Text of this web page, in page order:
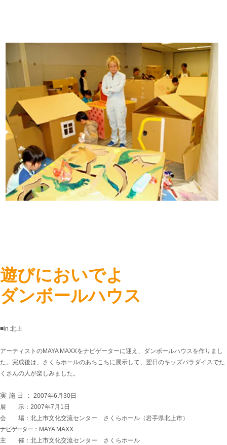
遊びにおいでよ
ダンボールハウス
■in 北上
アーティストのMAYA MAXXをナビゲーターに迎え、ダンボールハウスを作りまし
た。完成後は、さくらホールのあちこちに展示して、翌日のキッズパラダイスでた
くさんの人が楽しみました。
実施日：2007年6月30日
展 示：2007年7月1日
会 場：北上市文化交流センター さくらホール（岩手県北上市）
ナビゲーター：MAYA MAXX
主 催：北上市文化交流センター さくらホール